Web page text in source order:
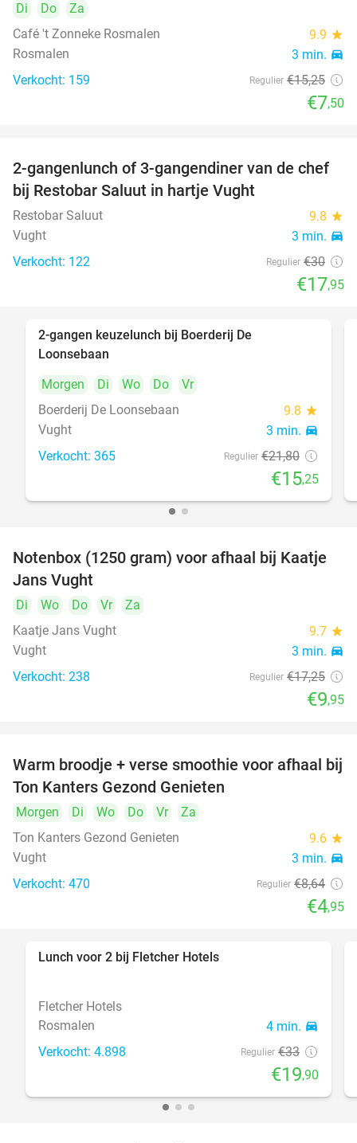
Di Do
Za
Café 't Zonneke Rosmalen
9.9 star
Rosmalen 3 min. directions_car
Verkocht: 159 Regulier €15,25
€7,50
40%
2-gangenlunch of 3-gangendiner van de chef
bij Restobar Saluut in hartje Vught
Restobar Saluut 9.8 star
Vught 3 min. directions_car
Verkocht: 122 Regulier €30
€17,95
2-gangen keuzelunch bij Boerderij De
Loonsebaan
Morgen
Di Wo Do
Vr
Boerderij De Loonsebaan
9.8 star
Vught 3 min. directions_car
Verkocht: 365 Regulier €21,80
€15,25
42%
Notenbox (1250 gram) voor afhaal bij Kaatje
Jans Vught
Di Wo Do Vr
Za
Kaatje Jans Vught
9.7 star
Vught 3 min. directions_car
Verkocht: 238 Regulier €17,25
€9,95
43%
Warm broodje + verse smoothie voor afhaal bij
Ton Kanters Gezond Genieten
Morgen Di Wo Do Vr
Za
Ton Kanters Gezond Genieten
9.6 star
Vught 3 min. directions_car
Verkocht: 470 Regulier €8,64
€4,95
Lunch voor 2 bij Fletcher Hotels
Fletcher Hotels
Rosmalen
4 min. directions_car
Verkocht: 4.898 Regulier €33
€19,90